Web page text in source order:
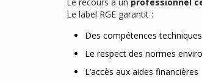
Le label RGE garantit :
Des compétences
Le respect des normes
L’accès aux aides financières